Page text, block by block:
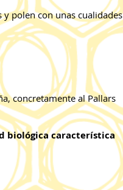
polen con unas cualidades
concretamente al Pallars
biológica característica